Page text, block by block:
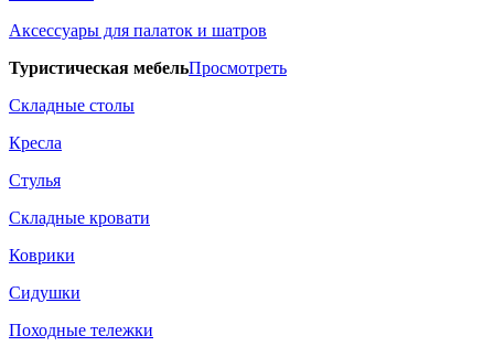
Аксессуары для палаток и шатров
Туристическая мебельПросмотреть
Складные столы
Кресла
Стулья
Складные кровати
Коврики
Сидушки
Походные тележки